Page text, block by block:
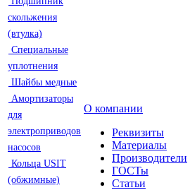
скольжения
(втулка)
Специальные
уплотнения
Шайбы медные
Амортизаторы
для
электроприводов
насосов
Кольца USIT
(обжимные)
О компании
Реквизиты
Материалы
Производители
ГОСТы
Статьи